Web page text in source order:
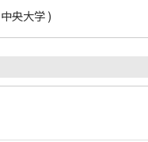
央大学 )